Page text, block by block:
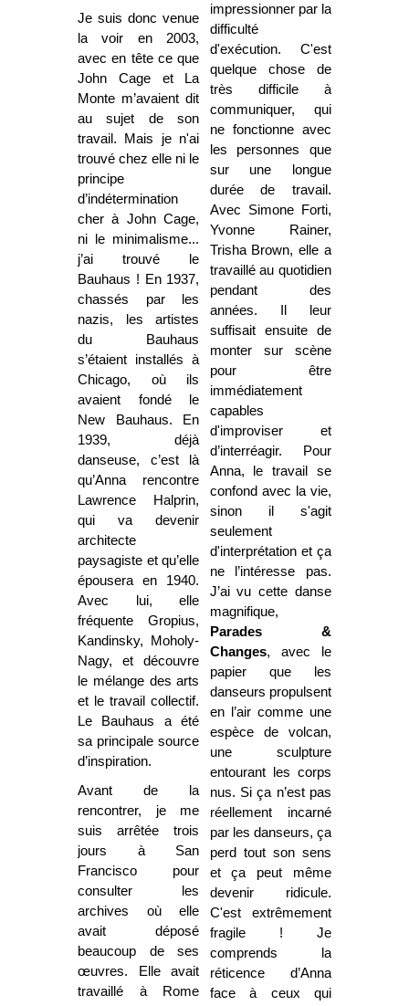
Je suis donc venue
la voir en 2003,
avec en tête ce que
John Cage et La
Monte m’avaient dit
au sujet de son
travail. Mais je n'ai
trouvé chez elle ni le
principe
d’indétermination
cher à John Cage,
ni le minimalisme...
j’ai trouvé le
Bauhaus ! En 1937,
chassés par les
nazis, les artistes
du Bauhaus
s’étaient installés à
Chicago, où ils
avaient fondé le
New Bauhaus. En
1939, déjà
danseuse, c’est là
qu’Anna rencontre
Lawrence Halprin,
qui va devenir
architecte
paysagiste et qu’elle
épousera en 1940.
Avec lui, elle
fréquente Gropius,
Kandinsky, Moholy-
Nagy, et découvre
le mélange des arts
et le travail collectif.
Le Bauhaus a été
sa principale source
d’inspiration.
Avant de la
rencontrer, je me
suis arrêtée trois
jours à San
Francisco pour
consulter les
archives où elle
avait déposé
beaucoup de ses
œuvres. Elle avait
travaillé à Rome
impressionner par la
difficulté
d'exécution. C'est
quelque chose de
très difficile à
communiquer, qui
ne fonctionne avec
les personnes que
sur une longue
durée de travail.
Avec Simone Forti,
Yvonne Rainer,
Trisha Brown, elle a
travaillé au quotidien
pendant des
années. Il leur
suffisait ensuite de
monter sur scène
pour être
immédiatement
capables
d'improviser et
d’interréagir. Pour
Anna, le travail se
confond avec la vie,
sinon il s'agit
seulement
d'interprétation et ça
ne l’intéresse pas.
J’ai vu cette danse
magnifique,
Parades &
Changes, avec le
papier que les
danseurs propulsent
en l’air comme une
espèce de volcan,
une sculpture
entourant les corps
nus. Si ça n’est pas
réellement incarné
par les danseurs, ça
perd tout son sens
et ça peut même
devenir ridicule.
C'est extrêmement
fragile ! Je
comprends la
réticence d’Anna
face à ceux qui